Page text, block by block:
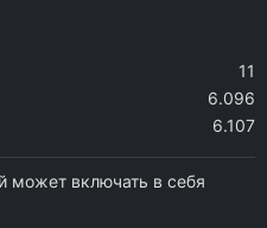
11
6.096
6.107
может включать в себя